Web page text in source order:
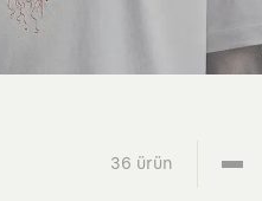
36 ürün